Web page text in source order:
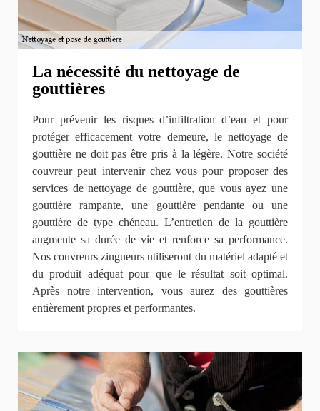
La nécessité du nettoyage de
gouttières
Pour prévenir les risques d’infiltration d’eau et pour
protéger efficacement votre demeure, le nettoyage de
gouttière ne doit pas être pris à la légère. Notre société
couvreur peut intervenir chez vous pour proposer des
services de nettoyage de gouttière, que vous ayez une
gouttière rampante, une gouttière pendante ou une
gouttière de type chéneau. L’entretien de la gouttière
augmente sa durée de vie et renforce sa performance.
Nos couvreurs zingueurs utiliseront du matériel adapté et
du produit adéquat pour que le résultat soit optimal.
Après notre intervention, vous aurez des gouttières
entièrement propres et performantes.